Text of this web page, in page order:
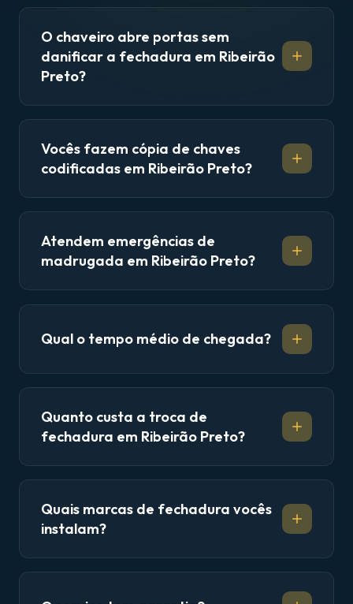
O chaveiro abre portas sem
danificar a fechadura em Ribeirão
Preto?
Vocês fazem cópia de chaves
codificadas em Ribeirão Preto?
Atendem emergências de
madrugada em Ribeirão Preto?
Qual o tempo médio de chegada?
Quanto custa a troca de
fechadura em Ribeirão Preto?
Quais marcas de fechadura vocês
instalam?